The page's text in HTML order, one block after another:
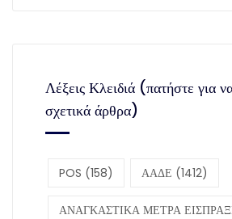
Λέξεις Κλειδιά (πατήστε για
σχετικά άρθρα)
POS (158) ΑΑΔΕ (1412)
ΑΝΑΓΚΑΣΤΙΚΑ ΜΕΤΡΑ